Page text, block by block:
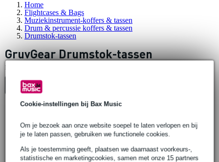
Cookie-instellingen bij Bax Music
Om je bezoek aan onze website soepel te laten verlopen en bij
je te laten passen, gebruiken we functionele cookies.
Als je toestemming geeft, plaatsen we daarnaast voorkeurs-,
statistische en marketingcookies, samen met onze 15 partners
Home
Flightcases & Bags
Muziekinstrument-koffers & tassen
Drum & percussie koffers & tassen
Drumstok-tassen
GruvGear Drumstok-tassen
Er is
Top-10
GruvGear QUIVR Tour luxe
tech/drumstokkentas met
laptopcompartiment